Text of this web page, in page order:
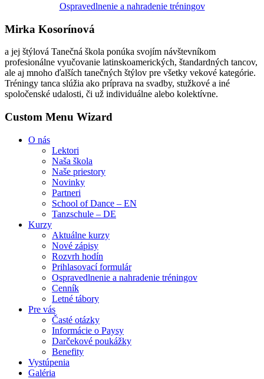
Ospravedlnenie a nahradenie tréningov
Mirka Kosorínová
a jej štýlová Tanečná škola ponúka svojím návštevníkom
profesionálne vyučovanie latinskoamerických, štandardných tancov,
ale aj mnoho ďalších tanečných štýlov pre všetky vekové kategórie.
Tréningy tanca slúžia ako príprava na svadby, stužkové a iné
spoločenské udalosti, či už individuálne alebo kolektívne.
Custom Menu Wizard
O nás
Lektori
Naša škola
Naše priestory
Novinky
Partneri
School of Dance – EN
Tanzschule – DE
Kurzy
Aktuálne kurzy
Nové zápisy
Rozvrh hodín
Prihlasovací formulár
Ospravedlnenie a nahradenie tréningov
Cenník
Letné tábory
Pre vás
Časté otázky
Informácie o Paysy
Darčekové poukážky
Benefity
Vystúpenia
Galéria